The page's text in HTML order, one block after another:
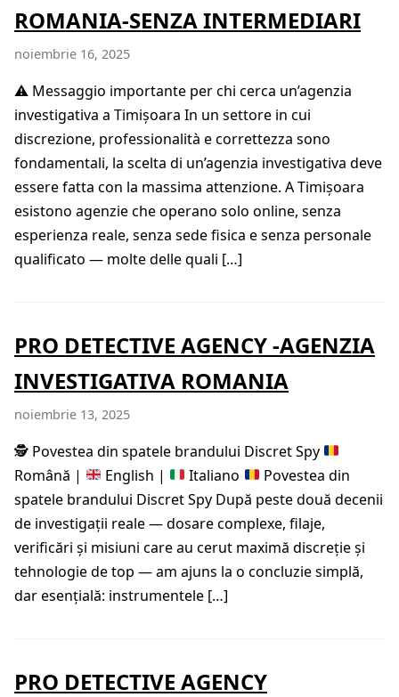
ROMANIA-SENZA INTERMEDIARI
noiembrie 16, 2025
⚠️ Messaggio importante per chi cerca un’agenzia
investigativa a Timișoara In un settore in cui
discrezione, professionalità e correttezza sono
fondamentali, la scelta di un’agenzia investigativa deve
essere fatta con la massima attenzione. A Timișoara
esistono agenzie che operano solo online, senza
esperienza reale, senza sede fisica e senza personale
qualificato — molte delle quali […]
PRO DETECTIVE AGENCY -AGENZIA
INVESTIGATIVA ROMANIA
noiembrie 13, 2025
🕵️ Povestea din spatele brandului Discret Spy
Română |
English | Italiano
Povestea din
spatele brandului Discret Spy După peste două decenii
de investigații reale — dosare complexe, filaje,
verificări și misiuni care au cerut maximă discreție și
tehnologie de top — am ajuns la o concluzie simplă,
dar esențială: instrumentele […]
PRO DETECTIVE AGENCY